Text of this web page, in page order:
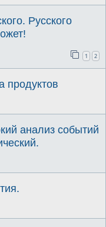
Русского
1 2
продуктов
анализ событий